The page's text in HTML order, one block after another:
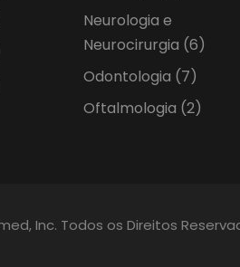
Neurologia e
Neurocirurgia (6)
Odontologia (7)
Oftalmologia (2)
Inc. Todos os Direitos